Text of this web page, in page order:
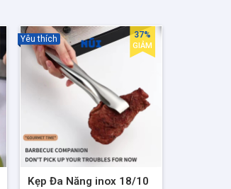
Kẹp Đa Năng inox 18/10
Yêu thích 37%
GIẢM